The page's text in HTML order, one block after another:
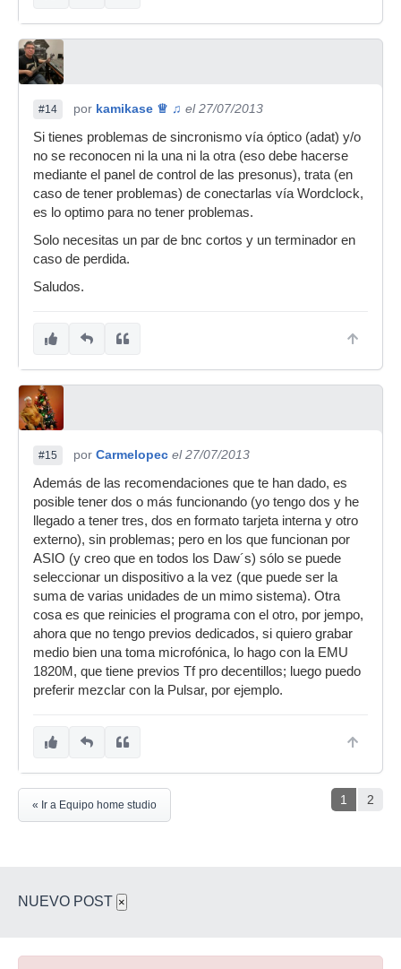
#14 por kamikase ♕ ♫ el 27/07/2013
Si tienes problemas de sincronismo vía óptico (adat) y/o
no se reconocen ni la una ni la otra (eso debe hacerse
mediante el panel de control de las presonus), trata (en
caso de tener problemas) de conectarlas vía Wordclock,
es lo optimo para no tener problemas.
Solo necesitas un par de bnc cortos y un terminador en
caso de perdida.
Saludos.
#15 por Carmelopec el 27/07/2013
Además de las recomendaciones que te han dado, es
posible tener dos o más funcionando (yo tengo dos y he
llegado a tener tres, dos en formato tarjeta interna y otro
externo), sin problemas; pero en los que funcionan por
ASIO (y creo que en todos los Daw´s) sólo se puede
seleccionar un dispositivo a la vez (que puede ser la
suma de varias unidades de un mimo sistema). Otra
cosa es que reinicies el programa con el otro, por jempo,
ahora que no tengo previos dedicados, si quiero grabar
medio bien una toma microfónica, lo hago con la EMU
1820M, que tiene previos Tf pro decentillos; luego puedo
preferir mezclar con la Pulsar, por ejemplo.
1 2
« Ir a Equipo home studio
NUEVO POST ×